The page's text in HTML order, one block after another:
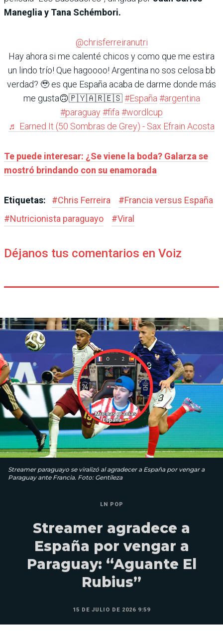
Maneglia y Tana Schémbori.
@chrisferreiranutri
Hay ahora si me calenté chicos y como que me estira
un lindo trío! Que hagoooo! Argentina no sos celosa bb
verdad? 🥹 es que España acaba de darme donde más
me gusta🙃🇵🇾🇦🇷🇪🇸#España #argentina
#paraguay#fifa #wordlcup
♬ Earned It (50 Sombras de Grey) - Sax Efrain Acosta
Te puede interesar: ¿Se viene la boda? Galarza se
mostró brindando con su enamorada
Etiquetas: #Chris Ferreira #Francia versus España
#Nutricionista paraguayo #Viral
Déjanos tus comentarios en Voiz
Streamer paraguayo se viralizó al agradecer a España por vengar a
Paraguay ante Francia. Foto: Gentileza
LN POP
Streamer agradece a
España por vengar a
Paraguay: “Aguante El
Rubius”
15 DE JULIO DE 2026 9:59